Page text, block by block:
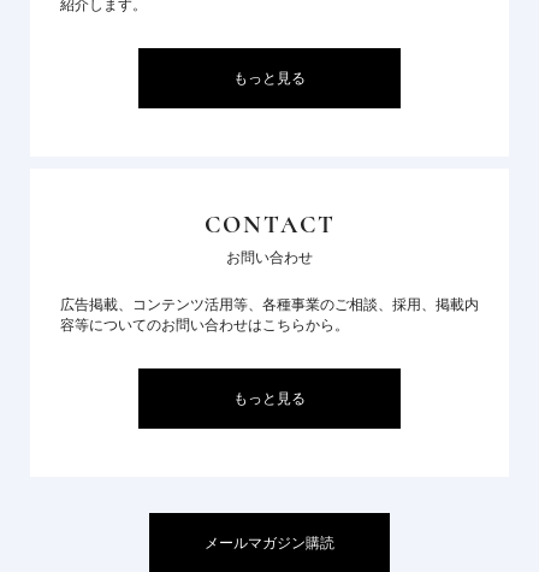
紹介します。
もっと見る
CONTACT
お問い合わせ
広告掲載、コンテンツ活用等、各種事業のご相談、採用、掲載内
容等についてのお問い合わせはこちらから。
もっと見る
メールマガジン購読